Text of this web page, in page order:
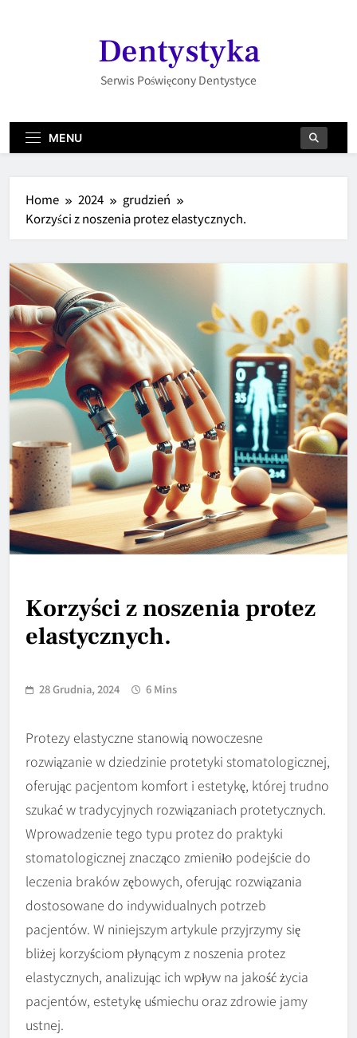
Dentystyka
Serwis Poświęcony Dentystyce
MENU
Home 2024
grudzień
Korzyści z noszenia protez elastycznych.
Korzyści z noszenia protez
elastycznych.
28 Grudnia, 2024 6 Mins
Protezy elastyczne stanowią nowoczesne
rozwiązanie w dziedzinie protetyki stomatologicznej,
oferując pacjentom komfort i estetykę, której trudno
szukać w tradycyjnych rozwiązaniach protetycznych.
Wprowadzenie tego typu protez do praktyki
stomatologicznej znacząco zmieniło podejście do
leczenia braków zębowych, oferując rozwiązania
dostosowane do indywidualnych potrzeb
pacjentów. W niniejszym artykule przyjrzymy się
bliżej korzyściom płynącym z noszenia protez
elastycznych, analizując ich wpływ na jakość życia
pacjentów, estetykę uśmiechu oraz zdrowie jamy
ustnej.